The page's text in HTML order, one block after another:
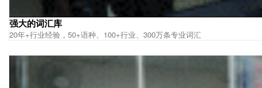
强大的词汇库
20年+行业经验，50+语种、100+行业、300万条专业词汇